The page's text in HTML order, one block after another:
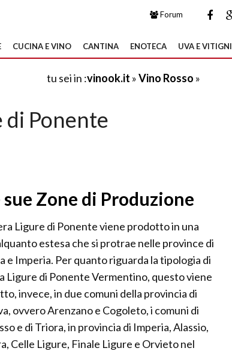
Forum
CUCINA E VINO CANTINA ENOTECA UVA E VITIGNI
tu sei in :vinook.it »Vino Rosso »
di Ponente
Zone di Produzione
Ligure di Ponente viene prodotto in una
estesa che si protrae nelle province di
e Imperia. Per quanto riguarda la tipologia di
Ligure di Ponente Vermentino, questo viene
invece, in due comuni della provincia di
ovvero Arenzano e Cogoleto, i comuni di
e di Triora, in provincia di Imperia, Alassio,
Celle Ligure, Finale Ligure e Orvieto nel